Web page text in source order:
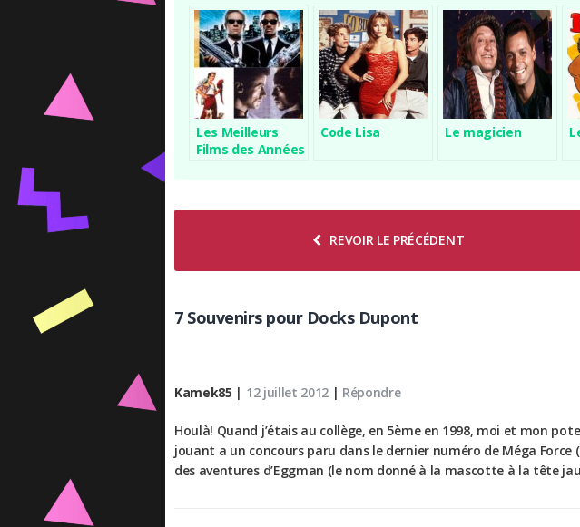
Les Meilleurs
Films des Années
Code Lisa Le magicien
REVOIR LE PRÉCÉDENT
7 Souvenirs pour Docks Dupont
Kamek85 | 12 juillet 2012 | Répondre
Houlà! Quand j’étais au collège, en 5ème en 1998, moi et mon
jouant a un concours paru dans le dernier numéro de Méga Force
des aventures d’Eggman (le nom donné à la mascotte à la tête